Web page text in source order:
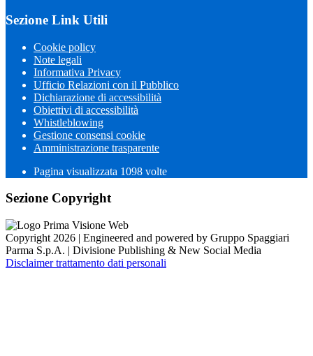
Sezione Link Utili
Cookie policy
Note legali
Informativa Privacy
Ufficio Relazioni con il Pubblico
Dichiarazione di accessibilità
Obiettivi di accessibilità
Whistleblowing
Gestione consensi cookie
Amministrazione trasparente
Pagina visualizzata 1098 volte
Sezione Copyright
Copyright 2026 | Engineered and powered by Gruppo Spaggiari
Parma S.p.A. | Divisione Publishing & New Social Media
Disclaimer trattamento dati personali